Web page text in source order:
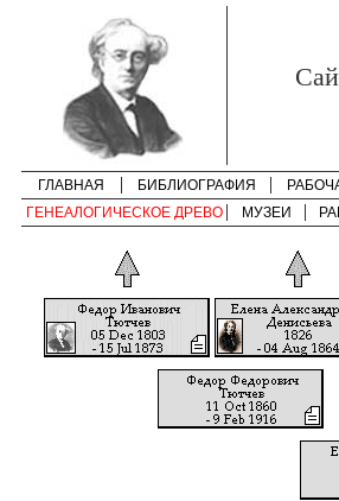
ГЛАВНАЯ БИБЛИОГРАФИЯ
ГЕНЕАЛОГИЧЕСКОЕ ДРЕВО
МУЗЕИ